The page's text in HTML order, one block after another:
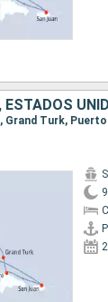
ESTADOS
Grand Turk, Puerto